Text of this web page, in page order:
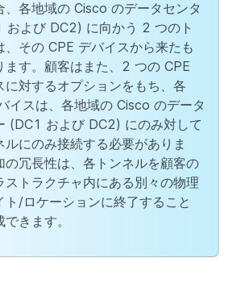
、各地域の Cisco のデータセンタ
および DC2) に向かう 2 つのト
、その CPE デバイスから来たも
ます。顧客はまた、2 つの CPE
に対するオプションをもち、各
イスは、各地域の Cisco のデータ
(DC1 および DC2) にのみ対して
ルにのみ接続する必要がありま
の冗長性は、各トンネルを顧客の
ストラクチャ内にある別々の物理
ト/ロケーションに終了すること
きます。